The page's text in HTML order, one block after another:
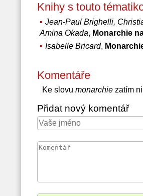
Knihy s touto
Jean-Paul Brighelli,
Amina Okada, Monarchie
Isabelle Bricard,
Komentáře
Ke slovu monarchiezatím
Přidat nový komentář